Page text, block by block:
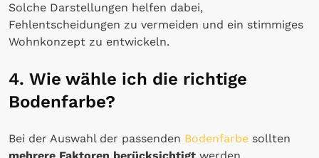
Solche Darstellungen helfen dabei,
Fehlentscheidungen zu vermeiden und ein stimmiges
Wohnkonzept zu entwickeln.
4. Wie wähle ich die richtige
Bodenfarbe?
Bei der Auswahl der passenden Bodenfarbe sollten